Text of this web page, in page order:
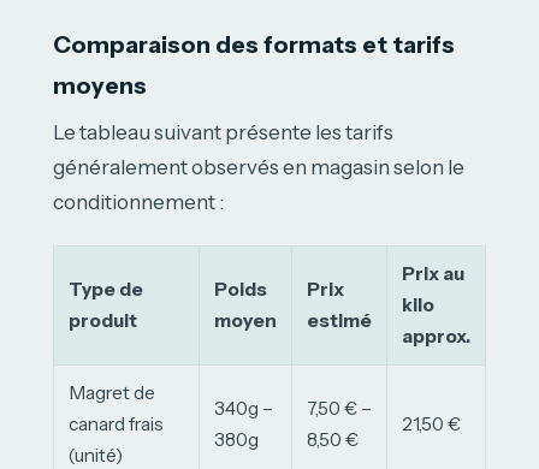
Comparaison des formats et tarifs
moyens
Le tableau suivant présente les tarifs
généralement observés en magasin selon le
conditionnement :
Type de
produit
Poids
moyen
Prix
estimé
Prix au
kilo
approx.
Magret de
canard frais
(unité)
340g –
380g
7,50 € –
8,50 €
21,50 €